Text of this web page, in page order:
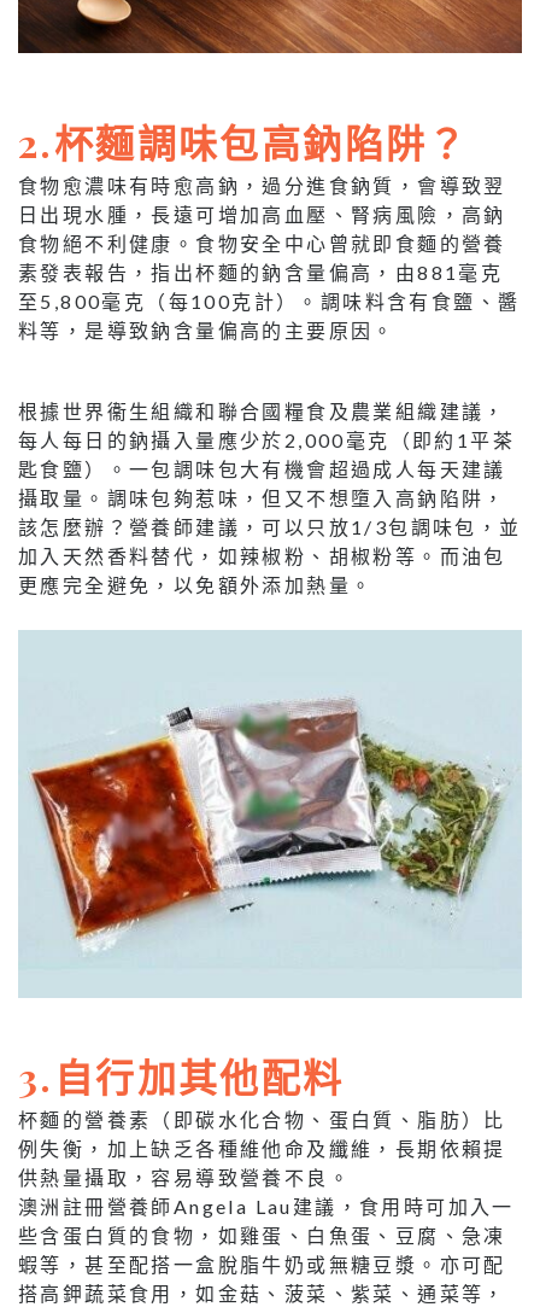
2.杯麵調味包高鈉陷阱？
食物愈濃味有時愈高鈉，過分進食鈉質，會導致翌
日出現水腫，長遠可增加高血壓、腎病風險，高鈉
食物絕不利健康。食物安全中心曾就即食麵的營養
素發表報告，指出杯麵的鈉含量偏高，由881毫克
至5,800毫克（每100克計）。調味料含有食鹽、醬
料等，是導致鈉含量偏高的主要原因。
根據世界衞生組織和聯合國糧食及農業組織建議，
每人每日的鈉攝入量應少於2,000毫克（即約1平茶
匙食鹽）。一包調味包大有機會超過成人每天建議
攝取量。調味包夠惹味，但又不想墮入高鈉陷阱，
該怎麼辦？營養師建議，可以只放1/3包調味包，並
加入天然香料替代，如辣椒粉、胡椒粉等。而油包
更應完全避免，以免額外添加熱量。
3.自行加其他配料
杯麵的營養素（即碳水化合物、蛋白質、脂肪）比
例失衡，加上缺乏各種維他命及纖維，長期依賴提
供熱量攝取，容易導致營養不良。
澳洲註冊營養師Angela Lau建議，食用時可加入一
些含蛋白質的食物，如雞蛋、白魚蛋、豆腐、急凍
蝦等，甚至配搭一盒脫脂牛奶或無糖豆漿。亦可配
搭高鉀蔬菜食用，如金菇、菠菜、紫菜、通菜等，